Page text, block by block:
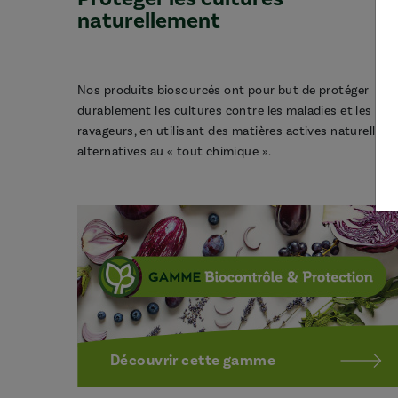
naturellement
Nos produits biosourcés ont pour but de protéger
durablement les cultures contre les maladies et les
ravageurs, en utilisant des matières actives naturelles,
alternatives au « tout chimique ».
Découvrir cette gamme